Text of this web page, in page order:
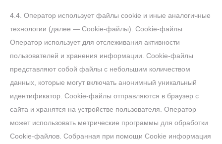
4.4. Оператор использует файлы cookie и иные аналогичные
технологии (далее — Cookie-файлы). Cookie-файлы
Оператор использует для отслеживания активности
пользователей и хранения информации. Сookie-файлы
представляют собой файлы с небольшим количеством
данных, которые могут включать анонимный уникальный
идентификатор. Cookie-файлы отправляются в браузер с
сайта и хранятся на устройстве пользователя. Оператор
может использовать метрические программы для обработки
Cookie-файлов. Собранная при помощи Сookie информация